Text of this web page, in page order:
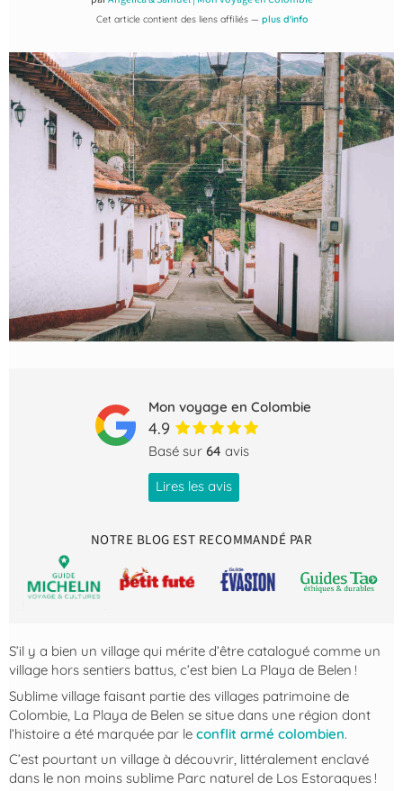
Cet article contient des liens affiliés — plus d'info
Mon voyage en Colombie
4.9
Basé sur 64 avis
Lires les avis
NOTRE BLOG EST RECOMMANDÉ PAR
S’il y a bien un village qui mérite d’être catalogué comme un
village hors sentiers battus, c’est bien La Playa de Belen !
Sublime village faisant partie des villages patrimoine de
Colombie, La Playa de Belen se situe dans une région dont
l’histoire a été marquée par le conflit armé colombien.
C’est pourtant un village à découvrir, littéralement enclavé
dans le non moins sublime Parc naturel de Los Estoraques !